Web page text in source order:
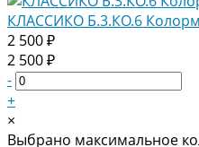
КЛАССИКО Б.3.КО.6
2 500 ₽
2 500 ₽
-
+
×
Выбрано максимальное